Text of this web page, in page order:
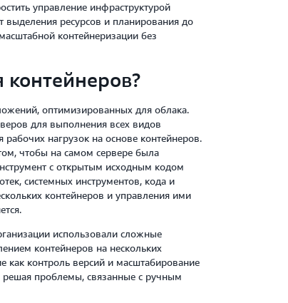
управление инфраструктурой
выделения ресурсов и планирования до
контейнеризации без
оптимизированных для облака.
для выполнения всех видов
нагрузок на основе контейнеров.
чтобы на самом сервере была
с открытым исходным кодом
системных инструментов, кода и
контейнеров и управления ими
использовали сложные
контейнеров на нескольких
как контроль версий и масштабирование
решая проблемы, связанные с ручным